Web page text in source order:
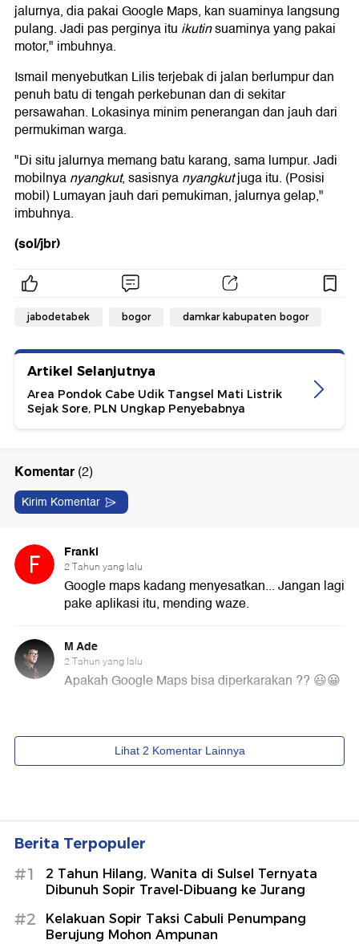
jalurnya, dia pakai Google Maps, kan suaminya langsung
pulang. Jadi pas perginya itu ikutinsuaminya yang pakai
motor," imbuhnya.
Ismail menyebutkan Lilis terjebak di jalan berlumpur dan
penuh batu di tengah perkebunan dan di sekitar
persawahan. Lokasinya minim penerangan dan jauh dari
permukiman warga.
"Di situ jalurnya memang batu karang, sama lumpur. Jadi
mobilnyanyangkut, sasisnyanyangkutjuga itu. (Posisi
mobil) Lumayan jauh dari pemukiman, jalurnya gelap,"
imbuhnya.
(sol/jbr)
jabodetabek bogor damkar kabupaten bogor
Artikel Selanjutnya
Area Pondok Cabe Udik Tangsel Mati Listrik
Sejak Sore, PLN Ungkap Penyebabnya
Berita Terpopuler
#1
2 Tahun Hilang, Wanita di Sulsel Ternyata
Dibunuh Sopir Travel-Dibuang ke Jurang
#2
Kelakuan Sopir Taksi Cabuli Penumpang
Berujung Mohon Ampunan